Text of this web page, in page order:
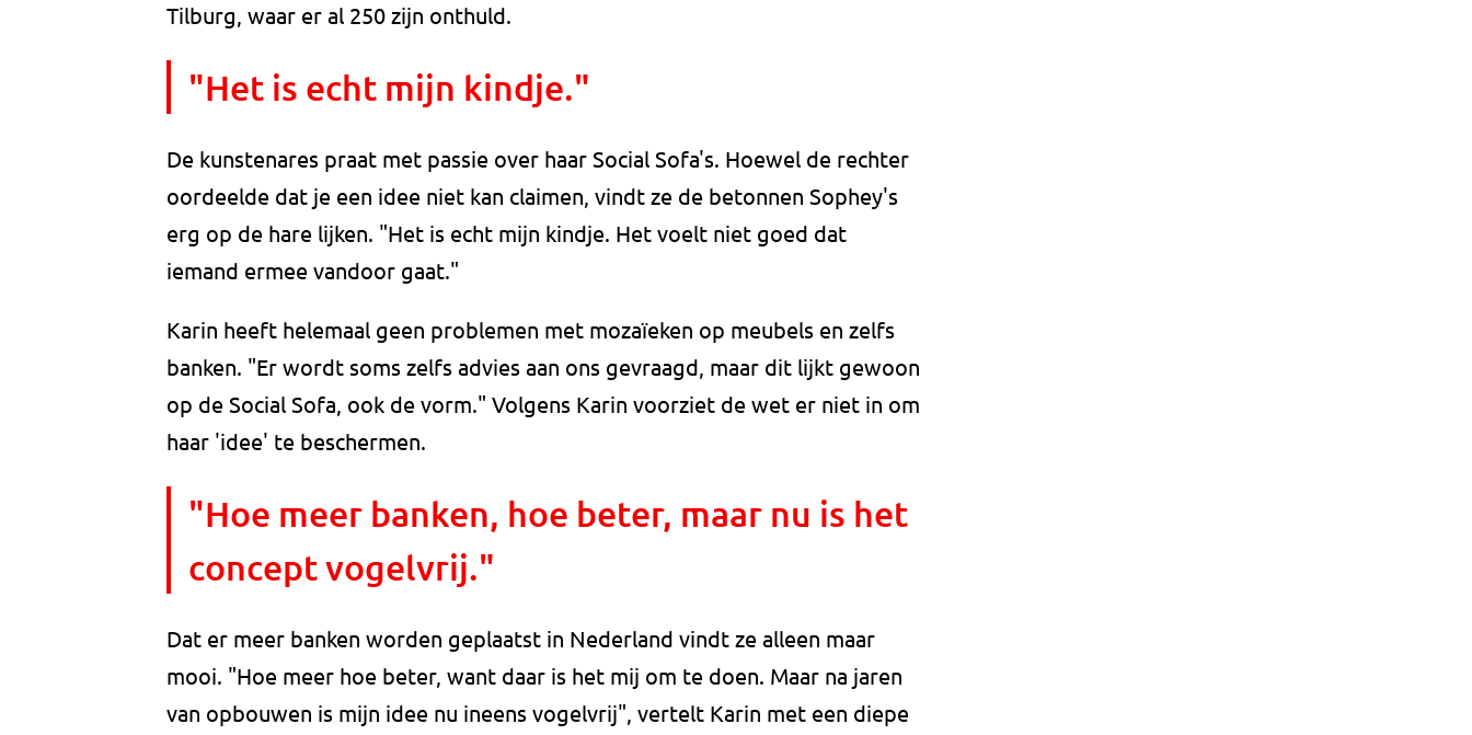
Tilburg, waar er al 250 zijn onthuld.
"Het is echt mijn kindje."
De kunstenares praat met passie over haar Social Sofa's. Hoewel de rechter
oordeelde dat je een idee niet kan claimen, vindt ze de betonnen Sophey's
erg op de hare lijken. "Het is echt mijn kindje. Het voelt niet goed dat
iemand ermee vandoor gaat."
Karin heeft helemaal geen problemen met mozaïeken op meubels en zelfs
banken. "Er wordt soms zelfs advies aan ons gevraagd, maar dit lijkt gewoon
op de Social Sofa, ook de vorm." Volgens Karin voorziet de wet er niet in om
haar 'idee' te beschermen.
"Hoe meer banken, hoe beter, maar nu is het
concept vogelvrij."
Dat er meer banken worden geplaatst in Nederland vindt ze alleen maar
mooi. "Hoe meer hoe beter, want daar is het mij om te doen. Maar na jaren
van opbouwen is mijn idee nu ineens vogelvrij", vertelt Karin met een diepe